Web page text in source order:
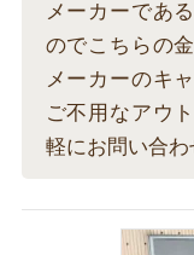
メーカーであ
のでこちらの
メーカーのキ
ご不用なアウ
軽にお問い合わ